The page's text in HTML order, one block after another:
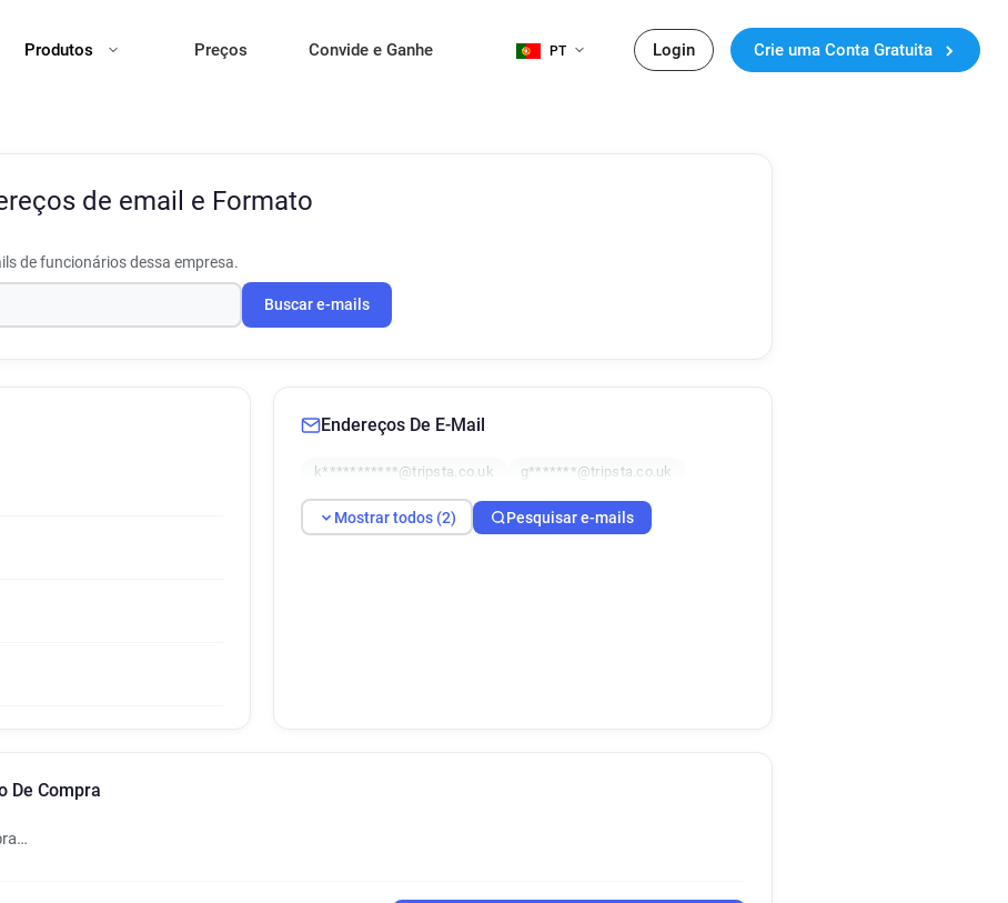
Produtos Preços Convide e Ganhe PT Login Crie uma Conta Gratuita
de email e Formato
de funcionários dessa empresa.
Buscar e-mails
Endereços De E-Mail
k***********@tripsta.co.uk g*******@tripsta.co.uk
Mostrar todos (2) Pesquisar e-mails
De Compra